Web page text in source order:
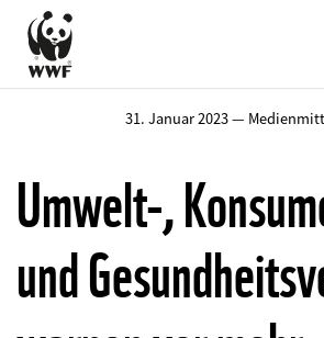
Direkt
zum
Inhalt
31. Januar 2023 —
Umwelt-,
und